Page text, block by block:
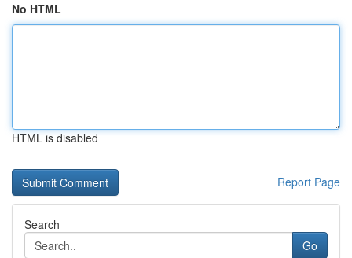
No HTML
HTML is disabled
Report Page
Search
Go